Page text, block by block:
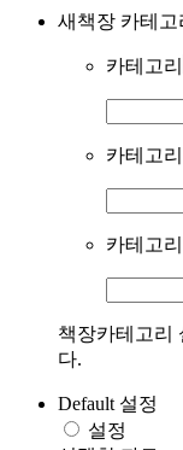
새책장 카테고
카테고리
카테고리
카테고리
책장카테고리
다.
Default 설정
설정